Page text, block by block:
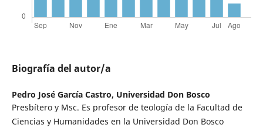
Biografía del autor/a
Pedro José García Castro, Universidad Don Bosco
Presbítero y Msc. Es profesor de teología de la Facultad de
Ciencias y Humanidades en la Universidad Don Bosco